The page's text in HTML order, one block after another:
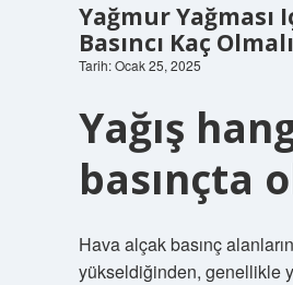
Yağmur Yağması
Basıncı Kaç Olmalı
Tarih: Ocak 25, 2025
Yağış
basınçta
Hava alçak basınç
yükseldiğinden, genellikle